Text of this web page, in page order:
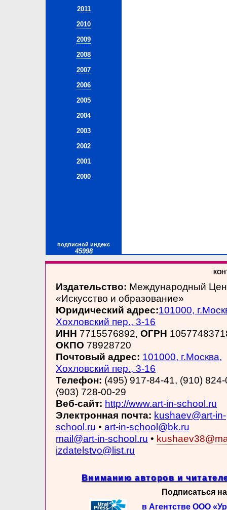
2011
2010
2009
2008
2007
2006
2005
2004
2003
2002
2001
2000
подписной индекс
45998
Издательство: Международный
«Искусство и образование»
Юридический адрес:101000,
Хохловский пер., 3-16
ИНН 7715576892, ОГРН
ОКПО 78928720
Почтовый адрес: 101000, г.Москва,
Хохловский пер., 3-16
Телефон: (495) 917-84-41, (910)
(903) 728-00-29
Веб-сайт: http://www.art-in-school.ru
Электронная почта: kushaev@art-in-
school.ru • art-in-school@bk.ru
mail@art-in-school.ru •
izdatelstvo@list.ru
Вниманию авторов и
Подписаться
в Агентстве ООО